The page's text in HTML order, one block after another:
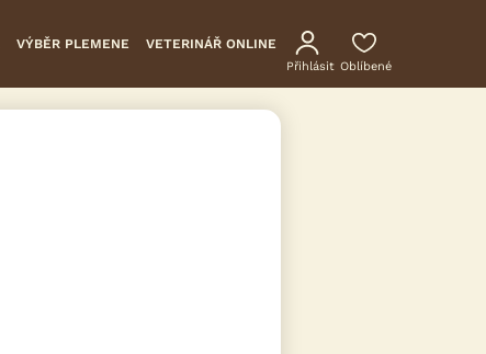
VÝBĚR PLEMENE VETERINÁŘ ONLINE
Přihlásit Oblíbené